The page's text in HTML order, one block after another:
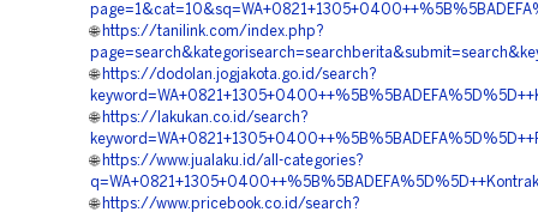
🌐 https://tanilink.com/index.php?
🌐 https://dodolan.jogjakota.go.id/search?
🌐 https://lakukan.co.id/search?
🌐 https://www.jualaku.id/all-categories?
🌐 https://www.pricebook.co.id/search?